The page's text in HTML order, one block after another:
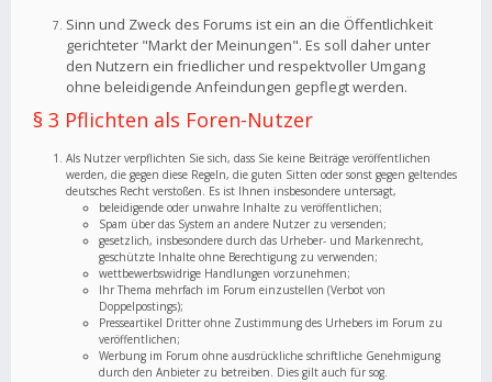
Sinn und Zweck des Forums ist ein an die Öffentlichkeit
gerichteter "Markt der Meinungen". Es soll daher unter
den Nutzern ein friedlicher und respektvoller Umgang
ohne beleidigende Anfeindungen gepflegt werden.
§ 3 Pflichten als Foren-Nutzer
Als Nutzer verpflichten Sie sich, dass Sie keine Beiträge veröffentlichen
werden, die gegen diese Regeln, die guten Sitten oder sonst gegen geltendes
deutsches Recht verstoßen. Es ist Ihnen insbesondere untersagt,
beleidigende oder unwahre Inhalte zu veröffentlichen;
Spam über das System an andere Nutzer zu versenden;
gesetzlich, insbesondere durch das Urheber- und Markenrecht,
geschützte Inhalte ohne Berechtigung zu verwenden;
wettbewerbswidrige Handlungen vorzunehmen;
Ihr Thema mehrfach im Forum einzustellen (Verbot von
Doppelpostings);
Presseartikel Dritter ohne Zustimmung des Urhebers im Forum zu
veröffentlichen;
Werbung im Forum ohne ausdrückliche schriftliche Genehmigung
durch den Anbieter zu betreiben. Dies gilt auch für sog.